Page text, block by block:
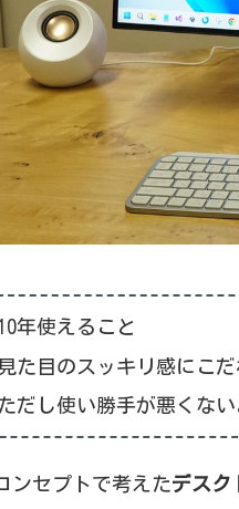
10年使えること
見た目のスッキリ感にこだ
だし使い勝手が悪くな
ンセプトで考えたデスク